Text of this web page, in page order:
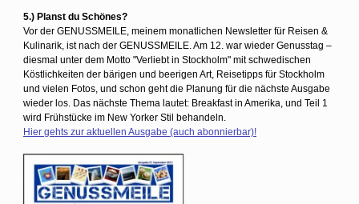
5.) Planst du Schönes?
Vor der GENUSSMEILE, meinem monatlichen Newsletter für Reisen &
Kulinarik, ist nach der GENUSSMEILE. Am 12. war wieder Genusstag –
diesmal unter dem Motto "Verliebt in Stockholm" mit schwedischen
Köstlichkeiten der bärigen und beerigen Art, Reisetipps für Stockholm
und vielen Fotos, und schon geht die Planung für die nächste Ausgabe
wieder los. Das nächste Thema lautet: Breakfast in Amerika, und Teil 1
wird Frühstücke im New Yorker Stil behandeln.
Hier gehts zur aktuellen Ausgabe (auch abonnierbar)!